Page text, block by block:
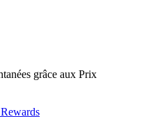
grâce aux Prix